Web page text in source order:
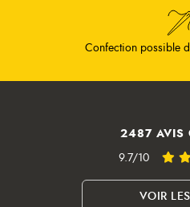
Confection possible
2487 AVIS
9.7/10
VOIR